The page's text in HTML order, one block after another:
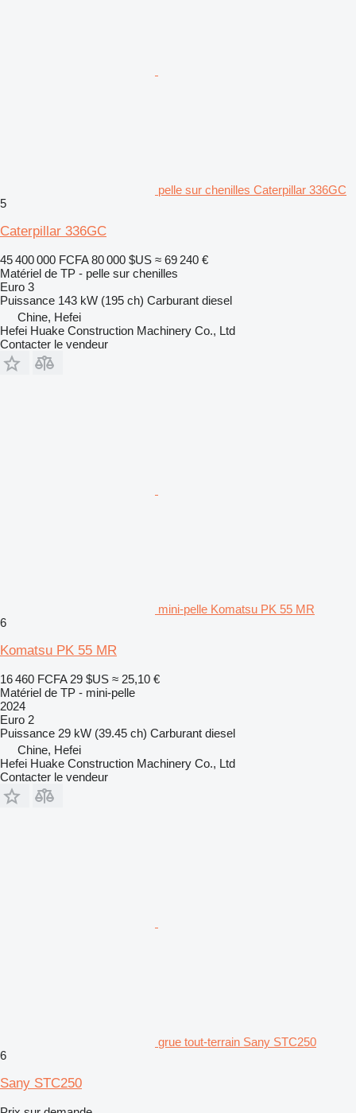
pelle sur chenilles Caterpillar 336GC
5
Caterpillar 336GC
45 400 000 FCFA 80 000 $US ≈ 69 240 €
Matériel de TP - pelle sur chenilles
Euro 3
Puissance 143 kW (195 ch) Carburant diesel
Chine, Hefei
Hefei Huake Construction Machinery Co., Ltd
Contacter le vendeur
mini-pelle Komatsu PK 55 MR
6
Komatsu PK 55 MR
16 460 FCFA 29 $US ≈ 25,10 €
Matériel de TP - mini-pelle
2024
Euro 2
Puissance 29 kW (39.45 ch) Carburant diesel
Chine, Hefei
Hefei Huake Construction Machinery Co., Ltd
Contacter le vendeur
grue tout-terrain Sany STC250
6
Sany STC250